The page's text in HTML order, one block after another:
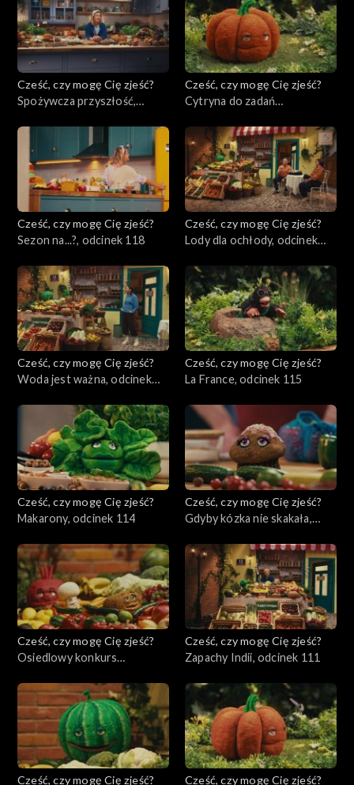
Cześć, czy mogę Cię zjeść?
Spożywcza przyszłość,
Cześć, czy mogę Cię zjeść?
Cytryna do zadań
Cześć, czy mogę Cię zjeść?
Sezon na...?, odcinek 118
Cześć, czy mogę Cię zjeść?
Lody dla ochłody, odcinek
Cześć, czy mogę Cię zjeść?
Woda jest ważna, odcinek
Cześć, czy mogę Cię zjeść?
La France, odcinek 115
Cześć, czy mogę Cię zjeść?
Makarony, odcinek 114
Cześć, czy mogę Cię zjeść?
Gdyby kózka nie skakała,
Cześć, czy mogę Cię zjeść?
Osiedlowy konkurs
Cześć, czy mogę Cię zjeść?
Zapachy Indii, odcinek 111
Cześć, czy mogę Cię zjeść?
Cześć, czy mogę Cię zjeść?